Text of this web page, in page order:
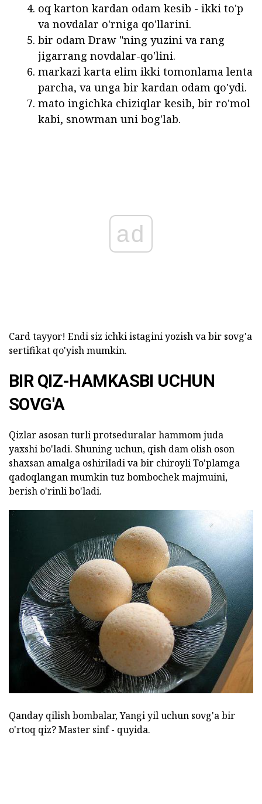
oq karton kardan odam kesib - ikki to'p
va novdalar o'rniga qo'llarini.
bir odam Draw "ning yuzini va rang
jigarrang novdalar-qo'lini.
markazi karta elim ikki tomonlama lenta
parcha, va unga bir kardan odam qo'ydi.
mato ingichka chiziqlar kesib, bir ro'mol
kabi, snowman uni bog'lab.
ad
Card tayyor! Endi siz ichki istagini yozish va bir sovg'a
sertifikat qo'yish mumkin.
BIR QIZ-HAMKASBI UCHUN
SOVG'A
Qizlar asosan turli protseduralar hammom juda
yaxshi bo'ladi. Shuning uchun, qish dam olish oson
shaxsan amalga oshiriladi va bir chiroyli To'plamga
qadoqlangan mumkin tuz bombochek majmuini,
berish o'rinli bo'ladi.
Qanday qilish bombalar, Yangi yil uchun sovg'a bir
o'rtoq qiz? Master sinf - quyida.